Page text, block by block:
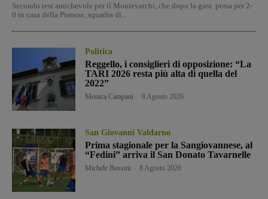
Secondo test amichevole per il Montevarchi, che dopo la gara persa per 2-
0 in casa della Pianese, squadra di...
Politica
Reggello, i consiglieri di opposizione: “La
TARI 2026 resta più alta di quella del
2022”
Monica Campani 8 Agosto 2026
San Giovanni Valdarno
Prima stagionale per la Sangiovannese, al
“Fedini” arriva il San Donato Tavarnelle
Michele Bossini 8 Agosto 2026